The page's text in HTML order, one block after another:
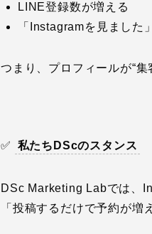
LINE登録数が増える
「Instagramを見ました
つまり、プロフィールが“集
✅ 私たちDScのスタンス
DSc Marketing Labでは、
「投稿するだけで予約が増